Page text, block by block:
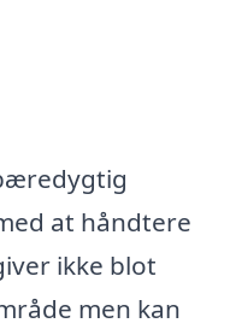
at håndtere
ikke blot
men kan